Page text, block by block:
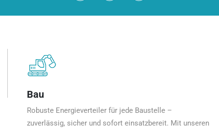
Bau
Robuste Energieverteiler für jede Baustelle –
zuverlässig, sicher und sofort einsatzbereit. Mit unseren